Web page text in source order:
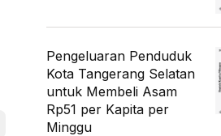
Pengeluaran Penduduk
Kota Tangerang Selatan
untuk Membeli Asam
Rp51 per Kapita per
Minggu